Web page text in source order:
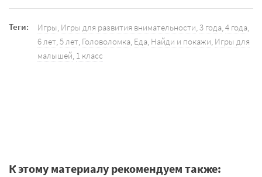
Теги: Игры, Игры для развития внимательности,3 года,4 года,
6 лет,5 лет, Головоломка, Еда, Найди и покажи, Игры для
малышей, 1 класс
К этому материалу рекомендуем также: